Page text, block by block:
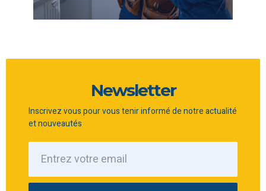
Newsletter
Inscrivez vous pour vous tenir informé de notre actualité
et nouveautés